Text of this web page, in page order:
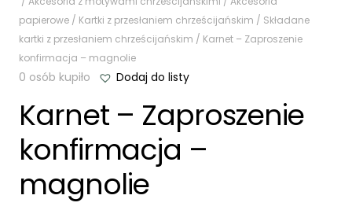
papierowe / Kartki z przesłaniem chrześcijańskim / Składane
kartki z przesłaniem chrześcijańskim / Karnet – Zaproszenie
konfirmacja – magnolie
0 osób kupiło Dodaj do listy
Karnet – Zaproszenie
konfirmacja –
magnolie